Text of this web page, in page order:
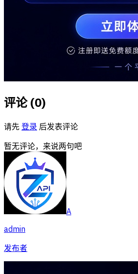
评论 (0)
请先 登录 后发表评论
暂无评论，来说两句吧
A
admin
发布者